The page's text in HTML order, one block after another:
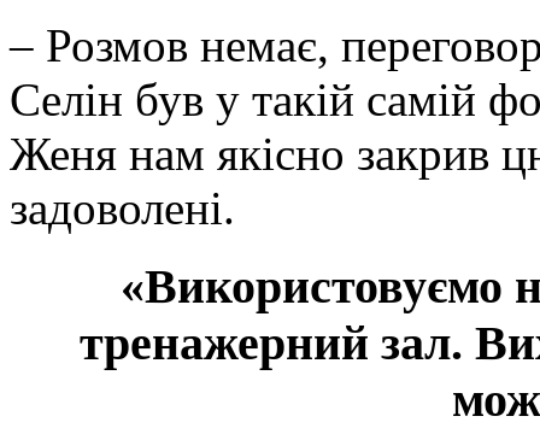
– Розмов немає,
Селін був у такій самій
Женя нам якісно закрив
задоволені.
«Використовуємо
тренажерний зал.